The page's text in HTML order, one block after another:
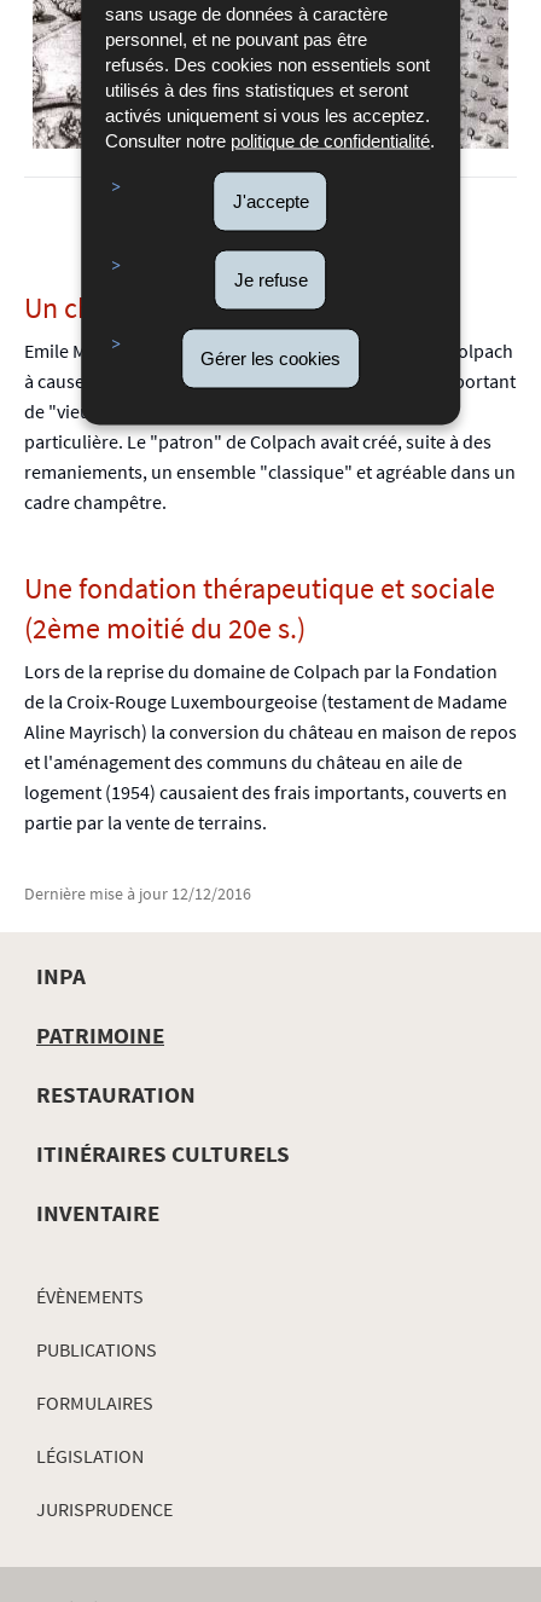
sans usage de données à caractère
personnel, et ne pouvant pas être
refusés. Des cookies non essentiels sont
utilisés à des fins statistiques et seront
activés uniquement si vous les acceptez.
Consulter notre politique de confidentialité.
J'accepte
Je refuse
Gérer les cookies
Château de Colpach, Octave Van Rysselberghe, 1926
Un château d'industriel (1917-1947)
Emile Mayrisch avait sans doute choisi le château de Colpach
à cause du caractère rural du site et du patrimoine important
de "vieux arbres", auxquels il vouait une admiration
particulière. Le "patron" de Colpach avait créé, suite à des
remaniements, un ensemble "classique" et agréable dans un
cadre champêtre.
Une fondation thérapeutique et sociale
(2ème moitié du 20e s.)
Lors de la reprise du domaine de Colpach par la Fondation
de la Croix-Rouge Luxembourgeoise (testament de Madame
Aline Mayrisch) la conversion du château en maison de repos
et l'aménagement des communs du château en aile de
logement (1954) causaient des frais importants, couverts en
partie par la vente de terrains.
Dernière mise à jour 12/12/2016
MENU
DE
INPA
PATRIMOINE
RESTAURATION
ITINÉRAIRES CULTURELS
INVENTAIRE
ÉVÈNEMENTS
PUBLICATIONS
FORMULAIRES
LÉGISLATION
JURISPRUDENCE